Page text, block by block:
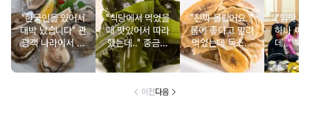
"한국인들 있어서
대박 났습니다" 관
광객 나라에서 남
녀노소 보양식처
럼 먹는 음식
"식당에서 먹었을
때 맛있어서 따라
했는데.." 중금속
싹 다 빠질 줄 몰
랐어요
"진짜 몰랐어요.."
몸에 좋다고 말려
먹었는데 독소를
먹고 있었던 의외
의 음식
"입맛 없
하나 싸
데.." 북
외로 안
건
이전다음